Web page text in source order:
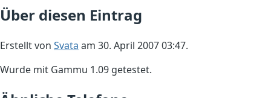
Über diesen Eintrag
Erstellt von Svata am 30. April 2007 03:47.
Wurde mit Gammu 1.09 getestet.